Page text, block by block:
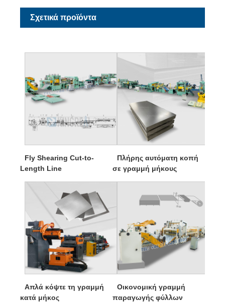
Σχετικά προϊόντα
Fly Shearing Cut-to-
Length Line
Πλήρης αυτόματη κοπή
σε γραμμή μήκους
Απλά κόψτε τη γραμμή
κατά μήκος
Οικονομική γραμμή
παραγωγής φύλλων